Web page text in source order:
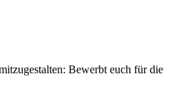
Bewerbt euch für die